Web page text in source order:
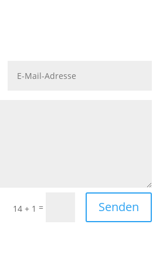
14 + 1 = Senden